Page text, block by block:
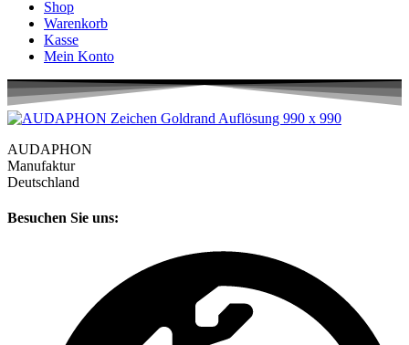
Shop
Warenkorb
Kasse
Mein Konto
AUDAPHON
Manufaktur
Deutschland
Besuchen Sie uns: